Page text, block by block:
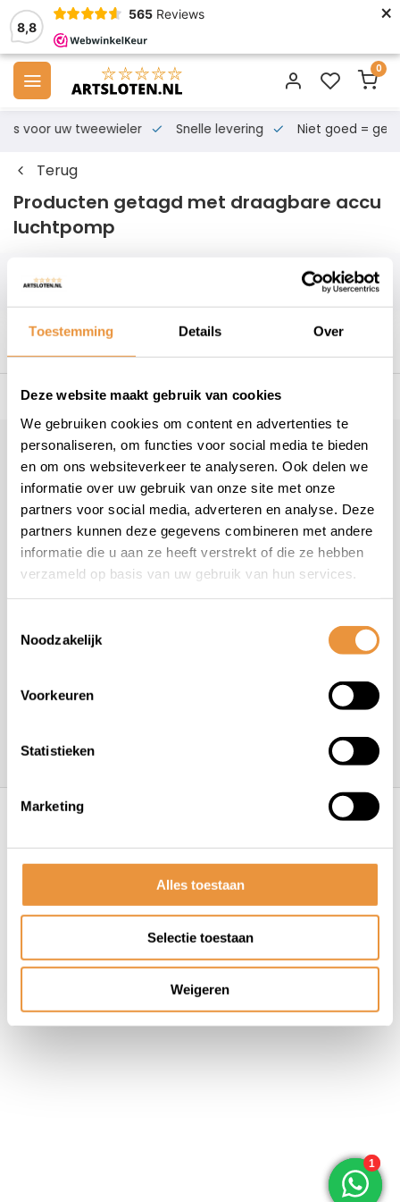
Toestemming Details Over
Deze website maakt gebruik van cookies
We gebruiken cookies om content en advertenties te
personaliseren, om functies voor social media te bieden
en om ons websiteverkeer te analyseren. Ook delen we
informatie over uw gebruik van onze site met onze
partners voor social media, adverteren en analyse. Deze
partners kunnen deze gegevens combineren met andere
informatie die u aan ze heeft verstrekt of die ze hebben
verzameld op basis van uw gebruik van hun services.
Noodzakelijk
Voorkeuren
Statistieken
Marketing
Alles toestaan
Selectie toestaan
Weigeren
8,8
565 Reviews ×
0
voor uw tweewieler Snelle levering Niet goed = geld
Terug
Producten getagd met draagbare accu
luchtpomp
Filters
voor uw tweewieler Snelle levering
Klantenservice
Veelgestelde vragen
+31 78 780 2330
info@artsloten.nl
Contactgegevens
Algemene voorwaarden Disclaimer
Privacy
Policy
Sitemap